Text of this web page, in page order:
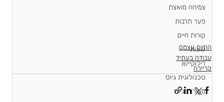
צמיחה מואצת
פער תרבות
קורות חיים
שונות
רילוקיישן
טכנולוגית גיוס
מקורות גיוס
החיים עצמם
עבודה בעתיד
קריירה